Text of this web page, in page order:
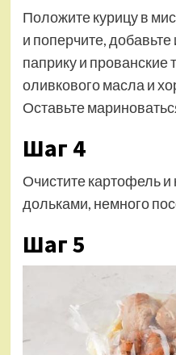
Положите курицу в
и поперчите,
паприку и прованские
оливкового масла и
Оставьте
Шаг 4
Очистите картофель
дольками, немного
Шаг 5